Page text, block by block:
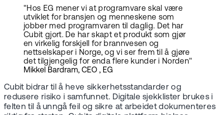
"Hos EG mener vi at programvare skal være
utviklet for bransjen og menneskene som
jobber med programvaren til daglig. Det har
Cubit gjort. De har skapt et produkt som gjør
en virkelig forskjell for brannvesen og
nettselskaper i Norge, og vi ser frem til å gjøre
det tilgjengelig for enda flere kunder i Norden"
Mikkel Bardram, CEO , EG
Cubit bidrar til å heve sikkerhetsstandarder og
redusere risiko i samfunnet. Digitale sjekklister brukes i
felten til å unngå feil og sikre at arbeidet dokumenteres